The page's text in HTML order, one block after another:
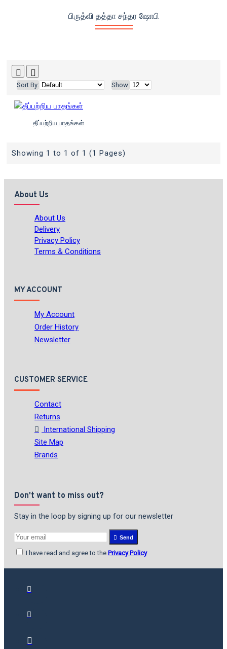
பிருத்வி தத்தா சந்தர ஷோபி
Sort By: Show:
தீப்பற்றிய பாதங்கள்
Showing 1 to 1 of 1 (1 Pages)
About Us
About Us
Delivery
Privacy Policy
Terms & Conditions
MY ACCOUNT
My Account
Order History
Newsletter
CUSTOMER SERVICE
Contact
Returns
International Shipping
Site Map
Brands
Don't want to miss out?
Stay in the loop by signing up for our newsletter
Send
I have read and agree to the Privacy Policy